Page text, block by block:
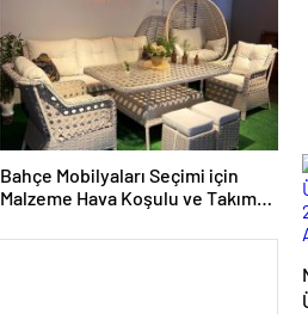
Bahçe Mobilyaları Seçimi için
Malzeme Hava Koşulu ve Takım